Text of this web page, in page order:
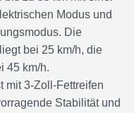
Modus und
Die
bei 25 km/h, die
45 km/h.
mit 3-Zoll-Fettreifen
Stabilität und